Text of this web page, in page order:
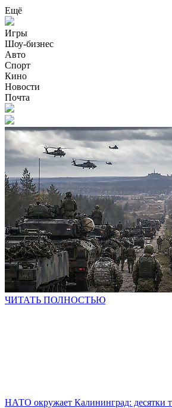
Ещё
Игры
Шоу-бизнес
Авто
Спорт
Кино
Новости
Почта
ЧИТАТЬ ПОЛНОСТЬЮ
НАТО окружает Калининград: десятки